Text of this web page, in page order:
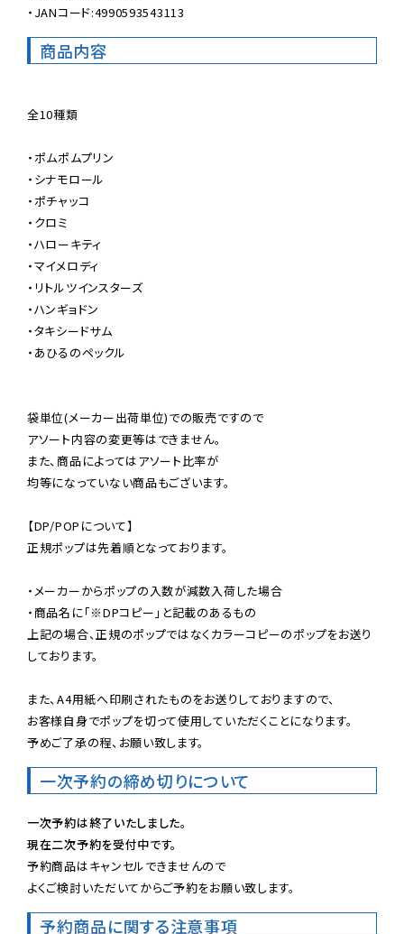
・JANコード:4990593543113
商品内容
全10種類
・ポムポムプリン
・シナモロール
・ポチャッコ
・クロミ
・ハローキティ
・マイメロディ
・リトルツインスターズ
・ハンギョドン
・タキシードサム
・あひるのペックル
袋単位(メーカー出荷単位)での販売ですので
アソート内容の変更等はできません。
また、商品によってはアソート比率が
均等になっていない商品もございます。
【DP/POPについて】
正規ポップは先着順となっております。
・メーカーからポップの入数が減数入荷した場合
・商品名に「※DPコピー」と記載のあるもの
上記の場合、正規のポップではなくカラーコピーのポップをお送り
しております。
また、A4用紙へ印刷されたものをお送りしておりますので、
お客様自身でポップを切って使用していただくことになります。
予めご了承の程、お願い致します。
一次予約の締め切りについて
一次予約は終了いたしました。
現在二次予約を受付中です。
予約商品はキャンセルできませんので
よくご検討いただいてからご予約をお願い致します。
予約商品に関する注意事項